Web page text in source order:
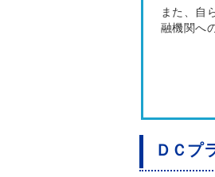
また、自
融機関へ
ＤＣプ